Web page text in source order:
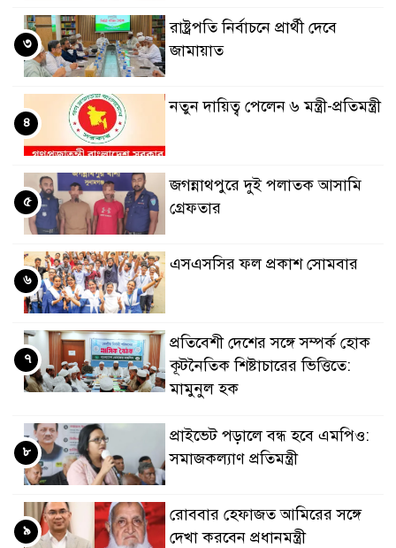
রাষ্ট্রপতি নির্বাচনে প্রার্থী দেবে
জামায়াত
৩
নতুন দায়িত্ব পেলেন ৬ মন্ত্রী-প্রতিমন্ত্রী
৪
জগন্নাথপুরে দুই পলাতক আসামি
গ্রেফতার
৫
এসএসসির ফল প্রকাশ সোমবার
৬
প্রতিবেশী দেশের সঙ্গে সম্পর্ক হোক
কূটনৈতিক শিষ্টাচারের ভিত্তিতে:
মামুনুল হক
৭
প্রাইভেট পড়ালে বন্ধ হবে এমপিও:
সমাজকল্যাণ প্রতিমন্ত্রী
৮
রোববার হেফাজত আমিরের সঙ্গে
দেখা করবেন প্রধানমন্ত্রী
৯